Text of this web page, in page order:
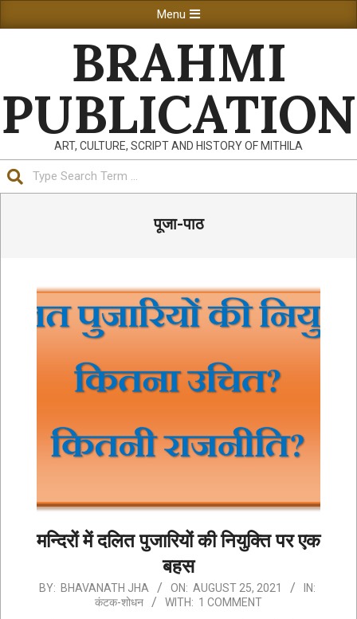
to
Navigation
Menu
BRAHMI
PUBLICATION
ART, CULTURE, SCRIPT AND HISTORY OF MITHILA
पूजा-पाठ
मन्दिरों में दलित पुजारियों की नियुक्ति पर एक
बहस
2021-
BY: BHAVANATH JHA ON: AUGUST 25, 2021
IN:
कंटक-शोधन
WITH: 1 COMMENT